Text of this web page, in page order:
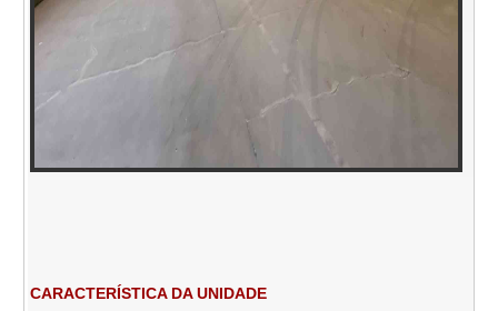
CARACTERÍSTICA DA UNIDADE